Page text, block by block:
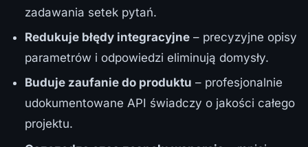
zadawania setek pytań.
Redukuje błędy integracyjne – precyzyjne opisy
parametrów i odpowiedzi eliminują domysły.
Buduje zaufanie do produktu – profesjonalnie
udokumentowane API świadczy o jakości całego
projektu.